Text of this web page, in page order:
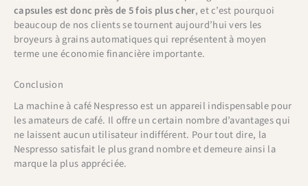
capsules est donc près de 5 fois plus cher, et c’est pourquoi
beaucoup de nos clients se tournent aujourd’hui vers les
broyeurs à grains automatiques qui représentent à moyen
terme une économie financière importante.
Conclusion
La machine à café Nespresso est un appareil indispensable pour
les amateurs de café. Il offre un certain nombre d’avantages qui
ne laissent aucun utilisateur indifférent. Pour tout dire, la
Nespresso satisfait le plus grand nombre et demeure ainsi la
marque la plus appréciée.